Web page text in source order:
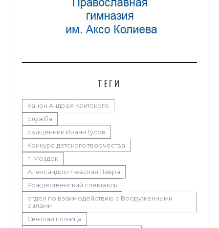
ТЕГИ
Канон Андрея Критского
служба
священник Иоанн Гусов
Конкурс детского творчества
г. Моздок
Александро-Невская Лавра
Рождественский спектакль
отдел по взаимодействию с Вооруженными
силами
Светлая пятница